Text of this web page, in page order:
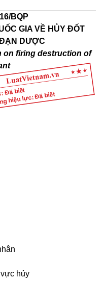
Đã biết
hiệu lực: Đã biết
BQP
GIA VỀ HỦY ĐỐT
DƯỢC
on firing destruction of
hủy